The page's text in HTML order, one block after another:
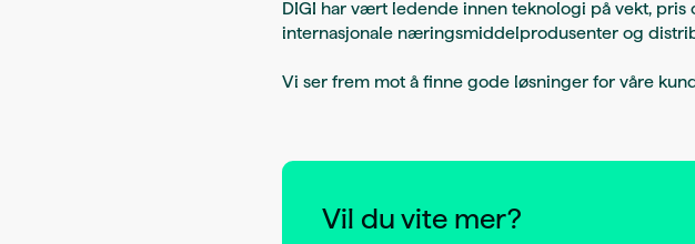
DIGI har vært ledende innen teknologi på vekt,
internasjonale næringsmiddelprodusenter og
Vi ser frem mot å finne gode løsninger for våre
Vil du vite mer?